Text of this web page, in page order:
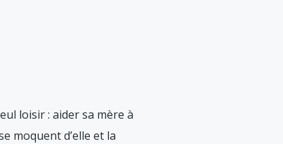
loisir : aider sa mère à
moquent d’elle et la